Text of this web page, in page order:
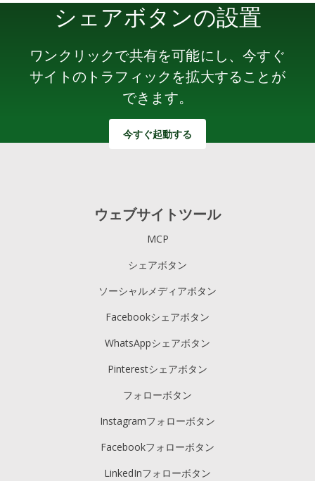
シェアボタンの設置
ワンクリックで共有を可能にし、今すぐ
サイトのトラフィックを拡大することが
できます。
今すぐ起動する
ウェブサイトツール
MCP
シェアボタン
ソーシャルメディアボタン
Facebookシェアボタン
WhatsAppシェアボタン
Pinterestシェアボタン
フォローボタン
Instagramフォローボタン
Facebookフォローボタン
LinkedInフォローボタン